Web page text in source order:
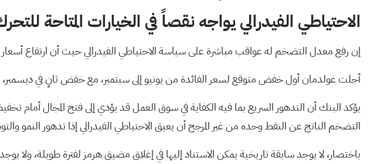
الاحتياطي الفيدرالي يواجه نقصاً في الخيارات المتاحة للتحرك
إن رفع معدل التضخم له عواقب مباشرة على سياسة الاحتياطي الفيدرالي حيث أن ارتفاع
أجلت غولدمان أول خفض متوقع لسعر الفائدة من يونيو إلى سبتمبر، مع خفض ثانٍ في ديسمبر، مما
يؤكد البنك أن التدهور السريع بما فيه الكفاية في سوق العمل قد يؤدي إلى فتح المجال
التضخم الناتج عن النفط وحده من غير المرجح أن يعيق الاحتياطي الفيدرالي إذا تدهور النمو
باختصار، لا يوجد سابقة تاريخية يمكن الاستناد إليها في إغلاق مضيق هرمز لفترة طويلة، ولا